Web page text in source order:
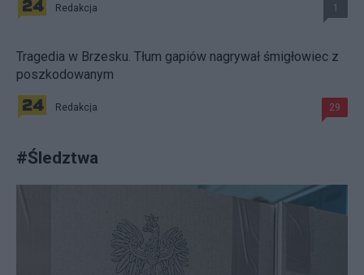
Redakcja 1
Tragedia w Brzesku. Tłum gapiów nagrywał śmigłowiec z
poszkodowanym
Redakcja 29
#Śledztwa